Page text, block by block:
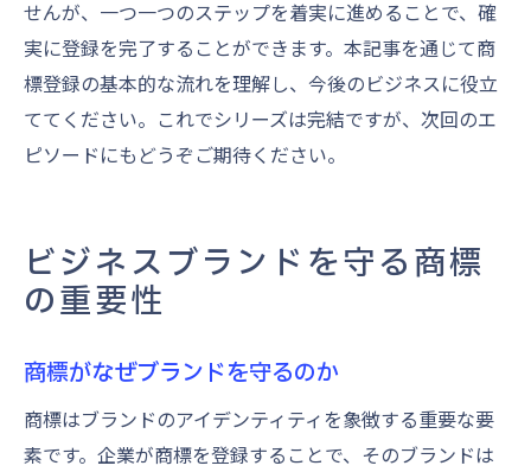
せんが、一つ一つのステップを着実に進めることで、確
実に登録を完了することができます。本記事を通じて商
標登録の基本的な流れを理解し、今後のビジネスに役立
ててください。これでシリーズは完結ですが、次回のエ
ピソードにもどうぞご期待ください。
ビジネスブランドを守る商標
の重要性
商標がなぜブランドを守るのか
商標はブランドのアイデンティティを象徴する重要な要
素です。企業が商標を登録することで、そのブランドは